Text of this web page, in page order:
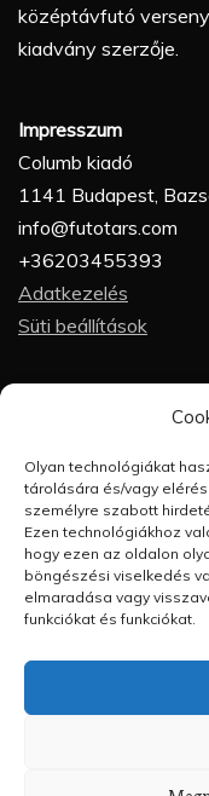
Olyan technológiákat
tárolására és/vagy
személyre szabott
Ezen technológiákhoz
hogy ezen az oldalon
böngészési viselkedés
elmaradása vagy
funkciókat és funkciókat.
középtávfutó
kiadvány szerzője.
Impresszum
Columb kiadó
1141 Budapest,
info@futotars.com
+36203455393
Adatkezelés
Süti beállítások
Futótárs blog
Futásakadémia
FutótárShop
Futórandi
Minden jog